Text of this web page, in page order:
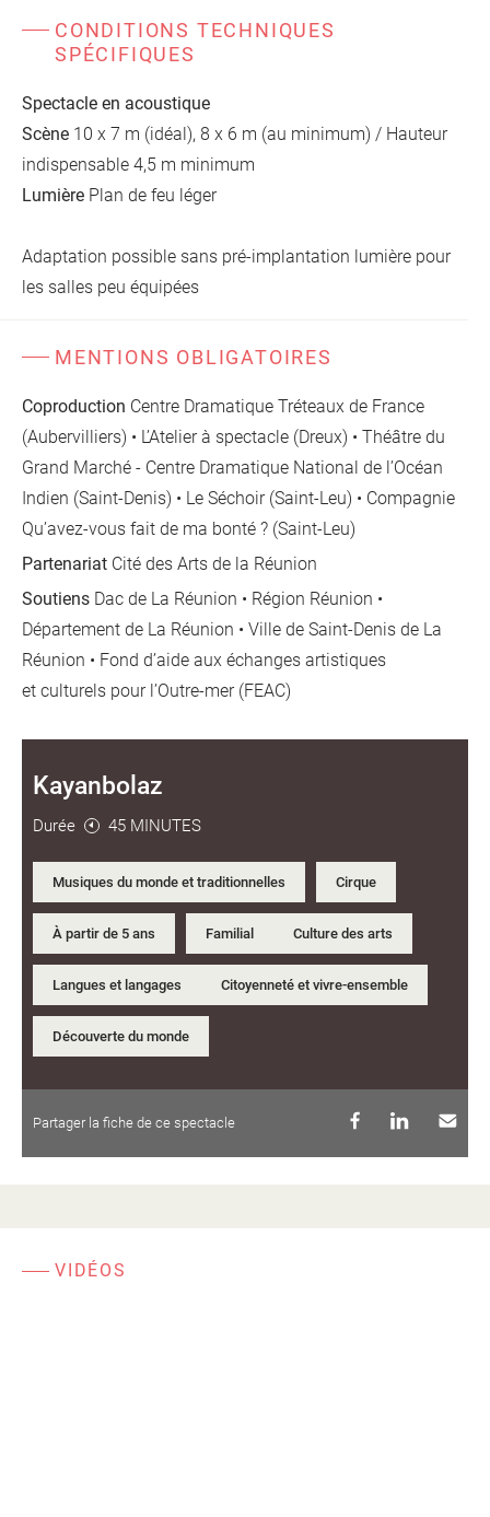
CONDITIONS TECHNIQUES
SPÉCIFIQUES
Spectacle en acoustique
Scène 10 x 7 m (idéal), 8 x 6 m (au minimum) / Hauteur
indispensable 4,5 m minimum
Lumière Plan de feu léger
Adaptation possible sans pré-implantation lumière pour
les salles peu équipées
MENTIONS OBLIGATOIRES
Coproduction Centre Dramatique Tréteaux de France
(Aubervilliers) • L’Atelier à spectacle (Dreux) • Théâtre du
Grand Marché - Centre Dramatique National de l’Océan
Indien (Saint-Denis) • Le Séchoir (Saint-Leu) • Compagnie
Qu’avez-vous fait de ma bonté ? (Saint-Leu)
Partenariat Cité des Arts de la Réunion
Soutiens Dac de La Réunion • Région Réunion •
Département de La Réunion • Ville de Saint-Denis de La
Réunion • Fond d’aide aux échanges artistiques
et culturels pour l’Outre-mer (FEAC)
Kayanbolaz
Durée 45 MINUTES
Musiques du monde et traditionnelles Cirque
À partir de 5 ans Familial Culture des arts
Langues et langages Citoyenneté et vivre-ensemble
Découverte du monde
Partager la fiche de ce spectacle
VIDÉOS